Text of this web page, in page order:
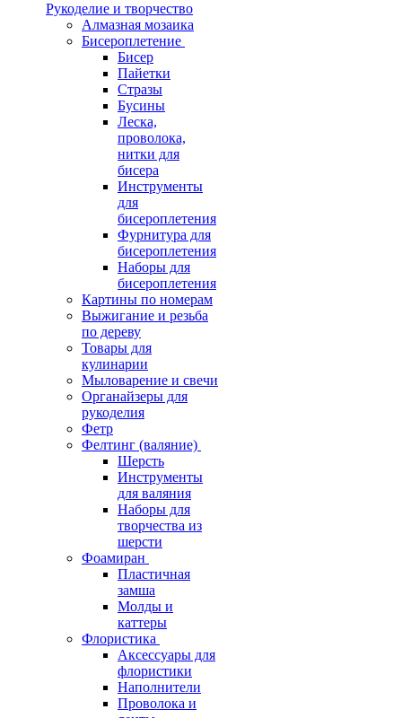
Рукоделие и творчество
Алмазная мозаика
Бисероплетение
Бисер
Пайетки
Стразы
Бусины
Леска,
проволока,
нитки для
бисера
Инструменты
для
бисероплетения
Фурнитура для
бисероплетения
Наборы для
бисероплетения
Картины по номерам
Выжигание и резьба
по дереву
Товары для
кулинарии
Мыловарение и свечи
Органайзеры для
рукоделия
Фетр
Фелтинг (валяние)
Шерсть
Инструменты
для валяния
Наборы для
творчества из
шерсти
Фоамиран
Пластичная
замша
Молды и
каттеры
Флористика
Аксессуары для
флористики
Наполнители
Проволока и